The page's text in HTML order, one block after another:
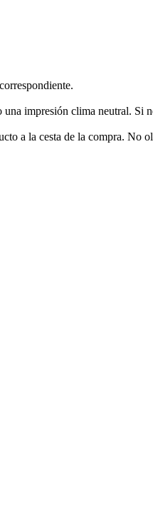
impresión clima neutral. Si
a la cesta de la compra. No